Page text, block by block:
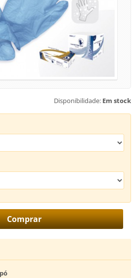
Disponibilidade: Em stock